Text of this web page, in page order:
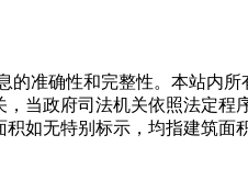
准确性和完整性。本站内
当政府司法机关依照法定
如无特别标示，均指建筑面积